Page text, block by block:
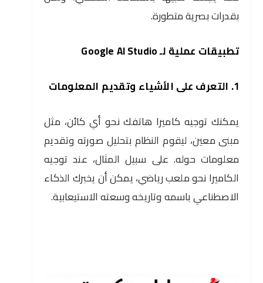
بقدرات بصرية متطورة.
تطبيقات عملية لـ Google AI Studio
1. التعرف على الأشياء وتقديم المعلومات
يمكنك توجيه كاميرا هاتفك نحو أي كائن، مثل
مبنى معين، ليقوم النظام بتحليل صورته وتقديم
معلومات حوله. على سبيل المثال، عند توجيه
الكاميرا نحو ملعب رياضي، يمكن أن يخبرك الذكاء
الاصطناعي باسمه وتاريخه وسعته الاستيعابية.